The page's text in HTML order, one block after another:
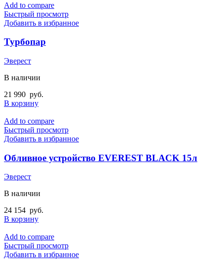
Add to compare
Быстрый просмотр
Добавить в избранное
Турбопар
Эверест
В наличии
21 990 руб.
В корзину
Add to compare
Быстрый просмотр
Добавить в избранное
Обливное устройство EVEREST BLACK 15л
Эверест
В наличии
24 154 руб.
В корзину
Add to compare
Быстрый просмотр
Добавить в избранное